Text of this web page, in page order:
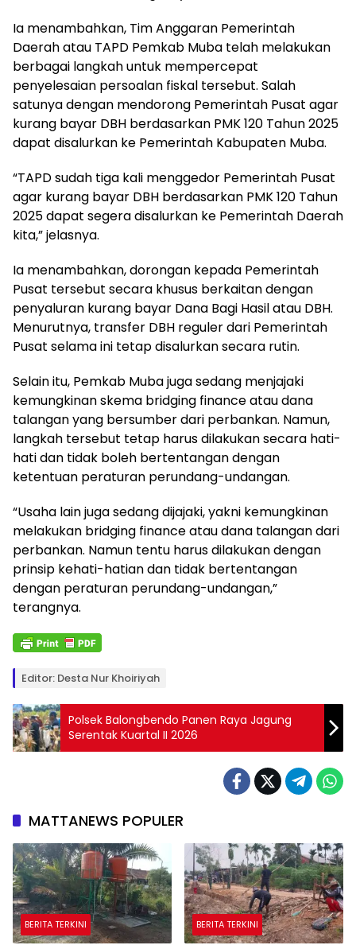
Ia menambahkan, Tim Anggaran Pemerintah
Daerah atau TAPD Pemkab Muba telah melakukan
berbagai langkah untuk mempercepat
penyelesaian persoalan fiskal tersebut. Salah
satunya dengan mendorong Pemerintah Pusat agar
kurang bayar DBH berdasarkan PMK 120 Tahun 2025
dapat disalurkan ke Pemerintah Kabupaten Muba.
“TAPD sudah tiga kali menggedor Pemerintah Pusat
agar kurang bayar DBH berdasarkan PMK 120 Tahun
2025 dapat segera disalurkan ke Pemerintah Daerah
kita,” jelasnya.
Ia menambahkan, dorongan kepada Pemerintah
Pusat tersebut secara khusus berkaitan dengan
penyaluran kurang bayar Dana Bagi Hasil atau DBH.
Menurutnya, transfer DBH reguler dari Pemerintah
Pusat selama ini tetap disalurkan secara rutin.
Selain itu, Pemkab Muba juga sedang menjajaki
kemungkinan skema bridging finance atau dana
talangan yang bersumber dari perbankan. Namun,
langkah tersebut tetap harus dilakukan secara hati-
hati dan tidak boleh bertentangan dengan
ketentuan peraturan perundang-undangan.
“Usaha lain juga sedang dijajaki, yakni kemungkinan
melakukan bridging finance atau dana talangan dari
perbankan. Namun tentu harus dilakukan dengan
prinsip kehati-hatian dan tidak bertentangan
dengan peraturan perundang-undangan,”
terangnya.
Editor: Desta Nur Khoiriyah
Polsek Balongbendo Panen Raya Jagung
Serentak Kuartal II 2026
MATTANEWS POPULER
BERITA TERKINI BERITA TERKINI